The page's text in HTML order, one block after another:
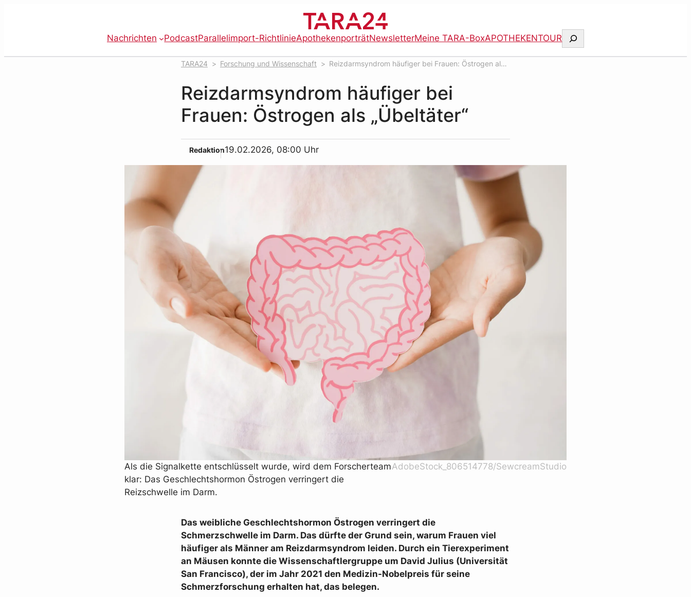
Nachrichten PodcastParallelimport-RichtlinieApothekenporträtNewsletterMeine TARA-BoxAPOTHEKENTOUR Suchen
TARA24 Forschung und Wissenschaft
Reizdarmsyndrom häufiger bei Frauen: Östrogen als
Reizdarmsyndrom häufiger bei
Frauen: Östrogen als „Übeltäter“
Redaktion19.02.2026, 08:00 Uhr
Als die Signalkette entschlüsselt wurde, wird dem Forscherteam
klar: Das Geschlechtshormon Östrogen verringert die
Reizschwelle im Darm.
AdobeStock_806514778/SewcreamStudio
Das weibliche Geschlechtshormon Östrogen verringert die
Schmerzschwelle im Darm. Das dürfte der Grund sein, warum Frauen viel
häufiger als Männer am Reizdarmsyndrom leiden. Durch ein Tierexperiment
an Mäusen konnte die Wissenschaftlergruppe um David Julius (Universität
San Francisco), der im Jahr 2021 den Medizin-Nobelpreis für seine
Schmerzforschung erhalten hat, das belegen.